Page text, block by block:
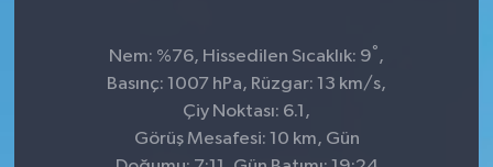
Nem: %76, Hissedilen Sıcaklık: 9° ,
Basınç: 1007 hPa, Rüzgar: 13 km/s,
Çiy Noktası: 6.1,
Görüş Mesafesi: 10 km, Gün
Magazin
haber ara